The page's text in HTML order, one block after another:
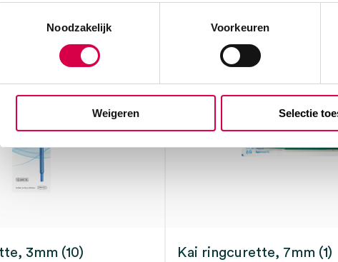
Noodzakelijk
Voorkeuren
Weigeren Selectie
om een beoordeling te plaatsen.
3mm (10) Kai ringcurette, 7mm (1)